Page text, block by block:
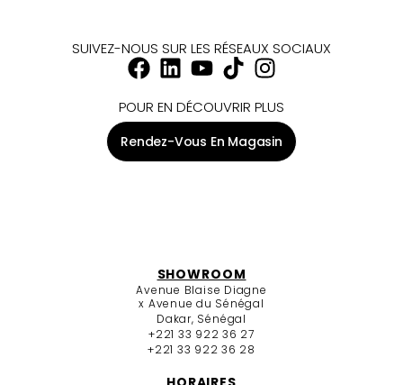
SUIVEZ-NOUS SUR LES RÉSEAUX SOCIAUX
POUR EN DÉCOUVRIR PLUS
Rendez-Vous En Magasin
SHOWROOM
Avenue Blaise Diagne
x Avenue du Sénégal
Dakar, Sénégal
+221 33 922 36 27
+221 33 922 36 28